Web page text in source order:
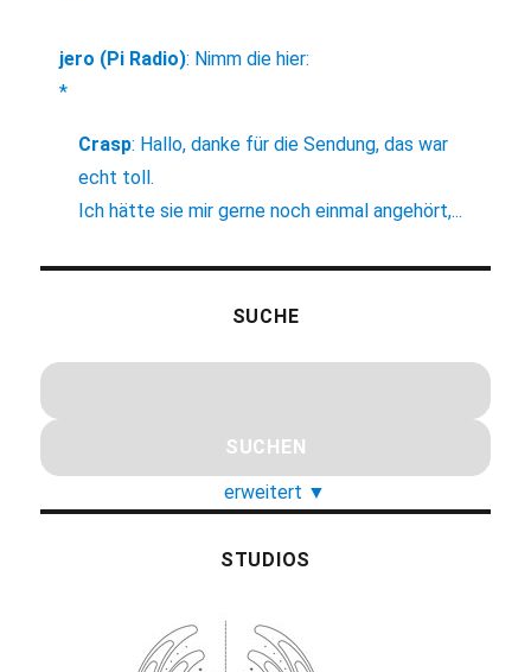
jero (Pi Radio): Nimm die hier:
*
Crasp: Hallo, danke für die Sendung, das war
echt toll.
Ich hätte sie mir gerne noch einmal angehört,...
SUCHE
erweitert ▼
STUDIOS